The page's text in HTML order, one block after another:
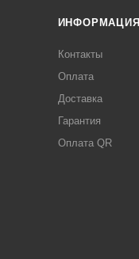
ИНФОРМАЦИЯ
Контакты
Оплата
Доставка
Гарантия
Оплата QR